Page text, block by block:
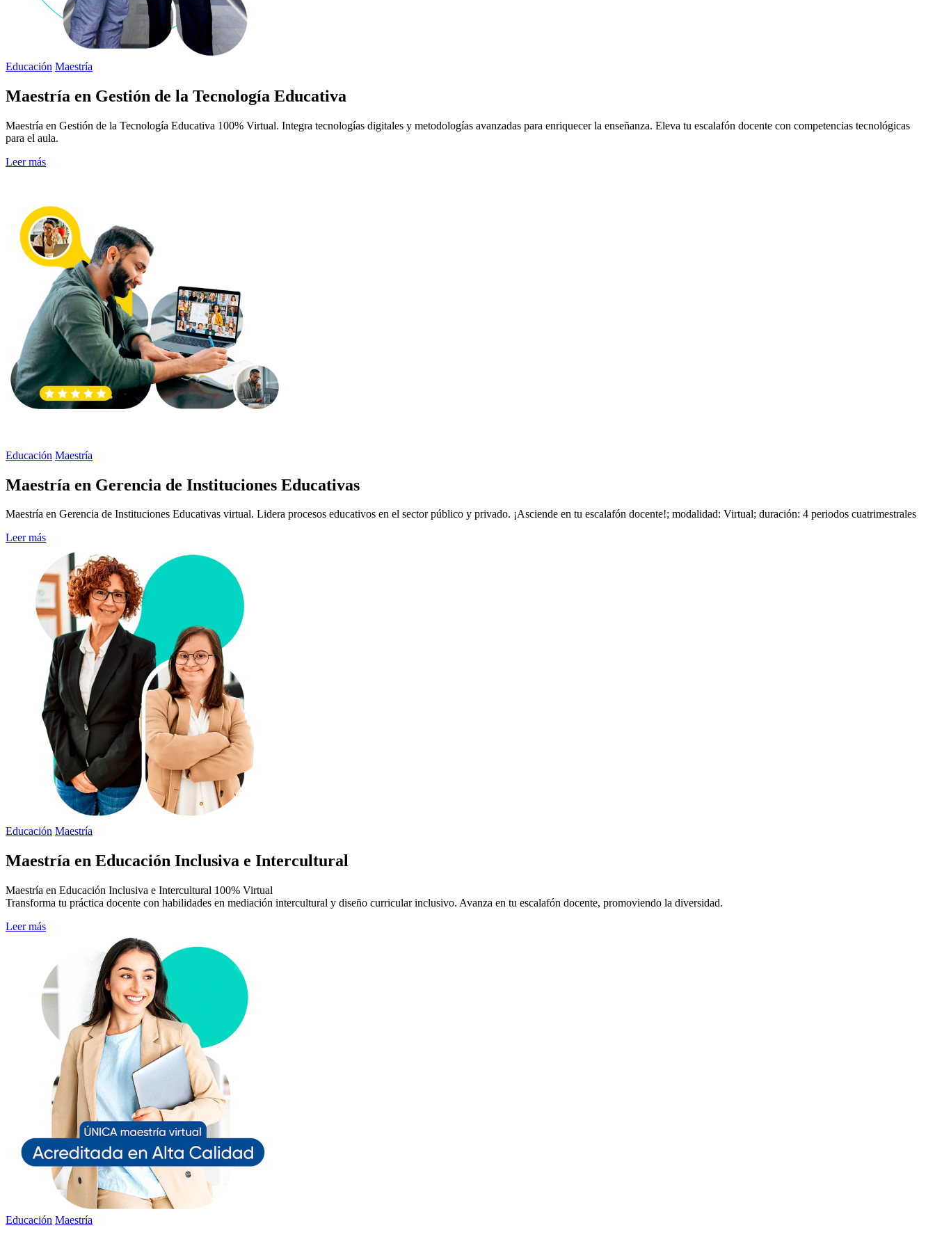
Educación Maestría
Maestría en Gestión de la Tecnología Educativa
Maestría en Gestión de la Tecnología Educativa 100% Virtual. Integra tecnologías digitales y metodologías avanzadas para enriquecer la enseñanza. Eleva tu escalafón docente con competencias tecnológicas
para el aula.
Leer más
Educación Maestría
Maestría en Gerencia de Instituciones Educativas
Maestría en Gerencia de Instituciones Educativas virtual. Lidera procesos educativos en el sector público y privado. ¡Asciende en tu escalafón docente!; modalidad: Virtual; duración: 4 periodos cuatrimestrales
Leer más
Educación Maestría
Maestría en Educación Inclusiva e Intercultural
Maestría en Educación Inclusiva e Intercultural 100% Virtual
Transforma tu práctica docente con habilidades en mediación intercultural y diseño curricular inclusivo. Avanza en tu escalafón docente, promoviendo la diversidad.
Leer más
Educación Maestría